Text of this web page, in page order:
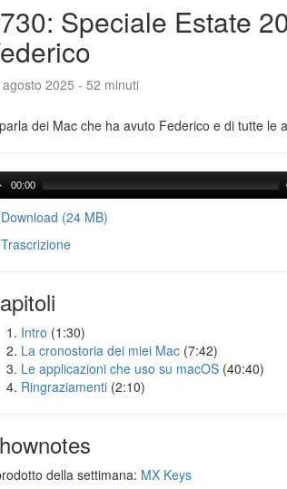
Speciale Estate
agosto 2025 - 52 minuti
dei Mac che ha avuto Federico e di tutte le
00:00
(24 MB)
Intro (1:30)
La cronostoria dei miei Mac (7:42)
Le applicazioni che uso su macOS (40:40)
Ringraziamenti (2:10)
della settimana: MX Keys